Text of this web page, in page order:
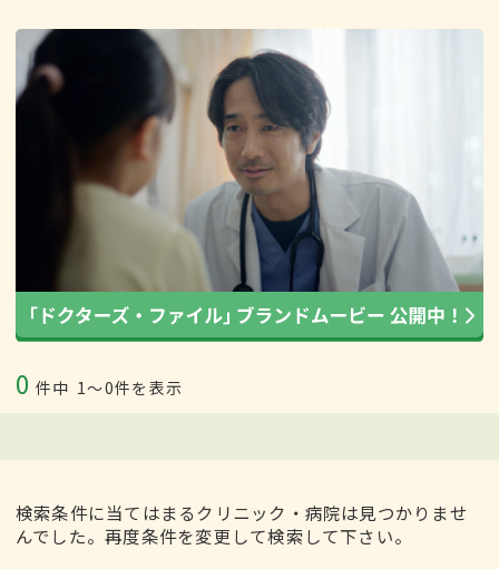
0 件中 1〜0件を表示
検索条件に当てはまるクリニック・病院は見つかりませ
んでした。再度条件を変更して検索して下さい。